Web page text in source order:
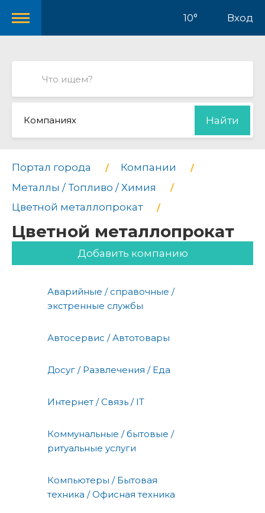
10° Вход
Компаниях Найти
Портал города
Компании
Металлы / Топливо / Химия
Цветной металлопрокат
Цветной металлопрокат
Добавить компанию
Аварийные / справочные /
экстренные службы
Автосервис / Автотовары
Досуг / Развлечения / Еда
Интернет / Связь / IT
Коммунальные / бытовые /
ритуальные услуги
Компьютеры / Бытовая
техника / Офисная техника